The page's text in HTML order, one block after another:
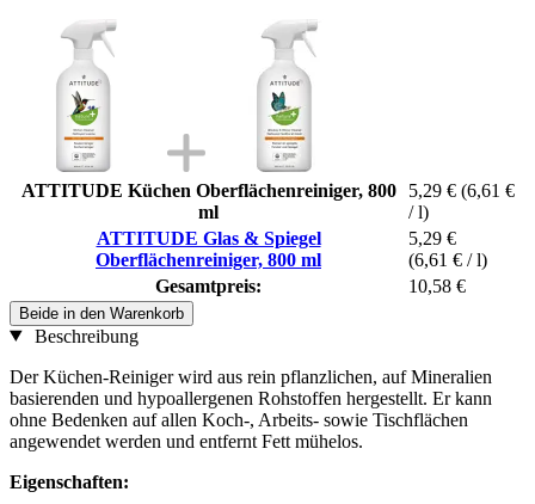
ATTITUDE Küchen Oberflächenreiniger, 800
ml
5,29 € (6,61 €
/ l)
ATTITUDE Glas & Spiegel
Oberflächenreiniger, 800 ml
5,29 €
(6,61 € / l)
Gesamtpreis:
10,58 €
Beide in den Warenkorb
Beschreibung
Der Küchen-Reiniger wird aus rein pflanzlichen, auf Mineralien
basierenden und hypoallergenen Rohstoffen hergestellt. Er kann
ohne Bedenken auf allen Koch-, Arbeits- sowie Tischflächen
angewendet werden und entfernt Fett mühelos.
Eigenschaften: